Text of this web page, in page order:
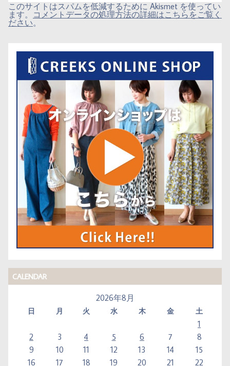
このサイトはスパムを低減するために Akismet を使ってい
ます。 コメントデータの処理方法の詳細はこちらをご覧く
ださい。
CALENDAR
2026年8月
日 月 火 水 木 金 土
1
2
3 4 5 6 7
8
9
10 11 12 13 14
15
16
17 18 19 20 21
22